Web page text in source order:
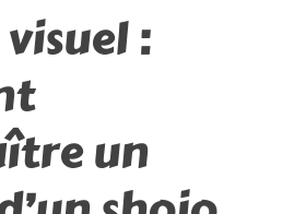
visuel :
un